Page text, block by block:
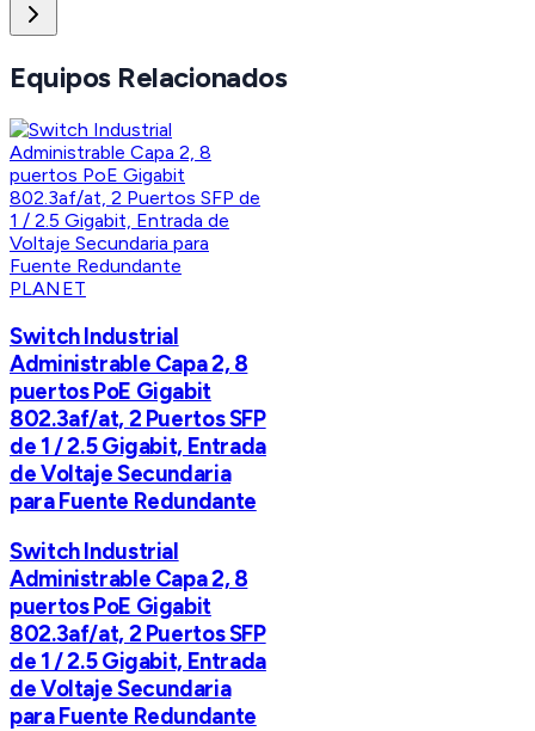
Equipos Relacionados
PLANET
Switch Industrial
Administrable Capa 2, 8
puertos PoE Gigabit
802.3af/at, 2 Puertos SFP
de 1 / 2.5 Gigabit, Entrada
de Voltaje Secundaria
para Fuente Redundante
Switch Industrial
Administrable Capa 2, 8
puertos PoE Gigabit
802.3af/at, 2 Puertos SFP
de 1 / 2.5 Gigabit, Entrada
de Voltaje Secundaria
para Fuente Redundante